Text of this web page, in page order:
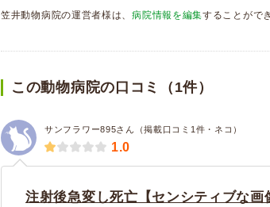
笠井動物病院の運営者様は、病院情報を編集することがで
この動物病院の口コミ（1件）
サンフラワー895さん（掲載口コミ1件・ネコ）
1.0
注射後急変し死亡【センシティブな画